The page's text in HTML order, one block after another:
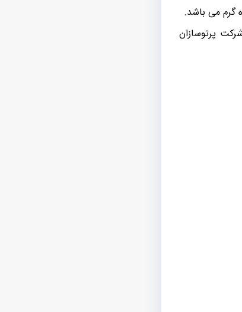
گرم می باشد.
12 متری ارزان قیمت با شرکت پرتوسازان